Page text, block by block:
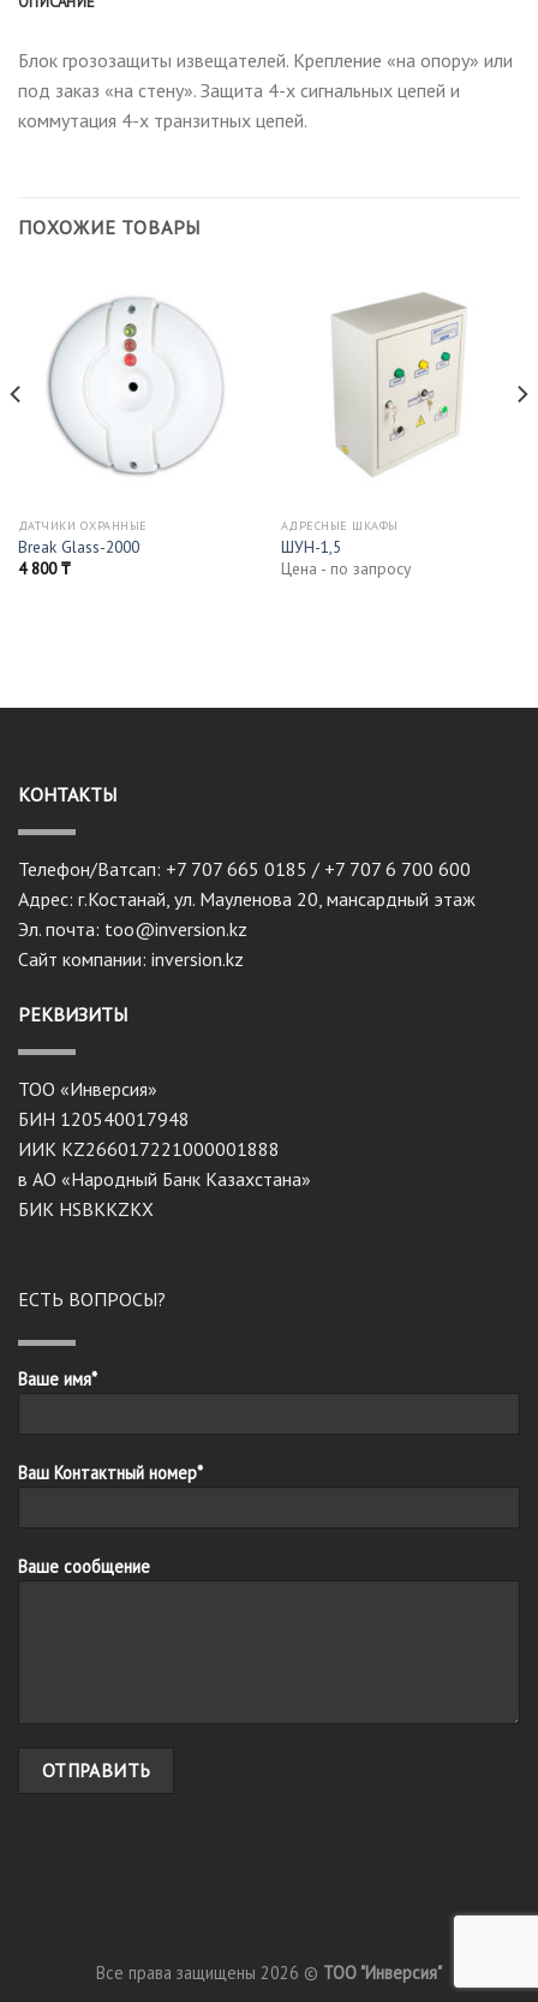
Блок грозозащиты извещателей. Крепление «на опору» или
под заказ «на стену». Защита 4-х сигнальных цепей и
коммутация 4-х транзитных цепей.
ПОХОЖИЕ ТОВАРЫ
ДАТЧИКИ ОХРАННЫЕ
Break Glass-2000
4 800₸
АДРЕСНЫЕ ШКАФЫ
ШУН-1,5
Цена - по запросу
КОНТАКТЫ
Телефон/Ватсап: +7 707 665 0185 / +7 707 6 700 600
Адрес: г.Костанай, ул. Мауленова 20, мансардный этаж
Эл. почта: too@inversion.kz
Сайт компании: inversion.kz
РЕКВИЗИТЫ
ТОО «Инверсия»
БИН 120540017948
ИИК KZ266017221000001888
в АО «Народный Банк Казахстана»
БИК HSBKKZKX
ЕСТЬ ВОПРОСЫ?
Ваше имя*
Ваш Контактный номер*
Ваше сообщение
Все права защищены 2026 © ТОО "Инверсия"